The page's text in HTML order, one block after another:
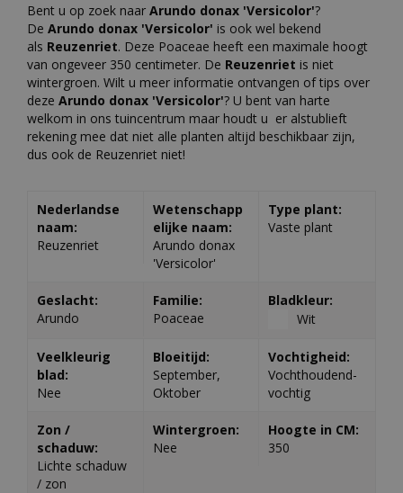
Bent u op zoek naar Arundo donax 'Versicolor'?
De Arundo donax 'Versicolor' is ook wel bekend
als Reuzenriet. Deze Poaceae heeft een maximale hoogt
van ongeveer 350 centimeter. De Reuzenriet is niet
wintergroen. Wilt u meer informatie ontvangen of tips over
deze Arundo donax 'Versicolor'? U bent van harte
welkom in ons tuincentrum maar houdt u er alstublieft
rekening mee dat niet alle planten altijd beschikbaar zijn,
dus ook de Reuzenriet niet!
Nederlandse
naam:
Reuzenriet
Wetenschapp
elijke naam:
Arundo donax
'Versicolor'
Type plant:
Vaste plant
Geslacht:
Arundo
Familie:
Poaceae
Bladkleur:
Wit
Veelkleurig
blad:
Nee
Bloeitijd:
September,
Oktober
Vochtigheid:
Vochthoudend-
vochtig
Zon /
schaduw:
Lichte schaduw
/ zon
Wintergroen:
Nee
Hoogte in CM:
350